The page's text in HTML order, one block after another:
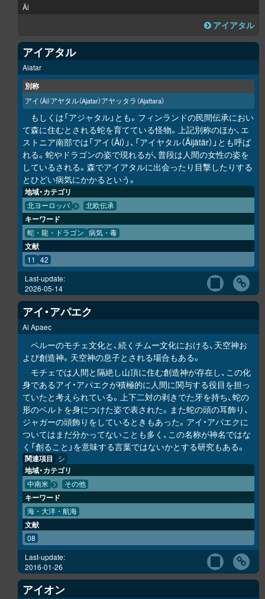
Äi
アイアタル
アイアタル
Aiatar
別称
アイ （Äi）アヤタル（Ajatar）アヤッタラ （Ajattara）
もしくは「アジャタル」とも。フィンランドの民間伝承におい
て森に住むとされる蛇を育てている怪物。上記別称のほか、エ
ストニア南部では「アイ（Äi）」、「アイヤタル（Äijätär）」とも呼ば
れる。蛇やドラゴンの姿で現れるが、普段は人間の女性の姿を
しているされる。森でアイアタルに出会ったり目撃したりする
とひどい病気にかかるという。
地域・カテゴリ
北ヨーロッパ 北欧伝承
キーワード
蛇・龍・ドラゴン 病気・毒
文献
11 42
Last-update:
2026-05-14
アイ・アパエク
Ai Apaec
ペルーのモチェ文化と、続くチムー文化における、天空神お
よび創造神。天空神の息子とされる場合もある。
モチェでは人間と隔絶し山頂に住む創造神が存在し、この化
身であるアイ・アパエクが積極的に人間に関与する役目を担っ
ていたと考えられている。上下二対の剥きでた牙を持ち、蛇の
形のベルトを身につけた姿で表された。また蛇の頭の耳飾り、
ジャガーの頭飾りをしているときもあった。アイ・アパエクに
ついてはまだ分かってないことも多く、この名称が神名ではな
く「創ること」を意味する言葉ではないかとする研究もある。
関連項目 シ
地域・カテゴリ
中南米 その他
キーワード
海・大洋・航海
文献
08
Last-update:
2016-01-26
アイオン